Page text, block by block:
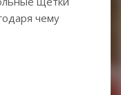
чему